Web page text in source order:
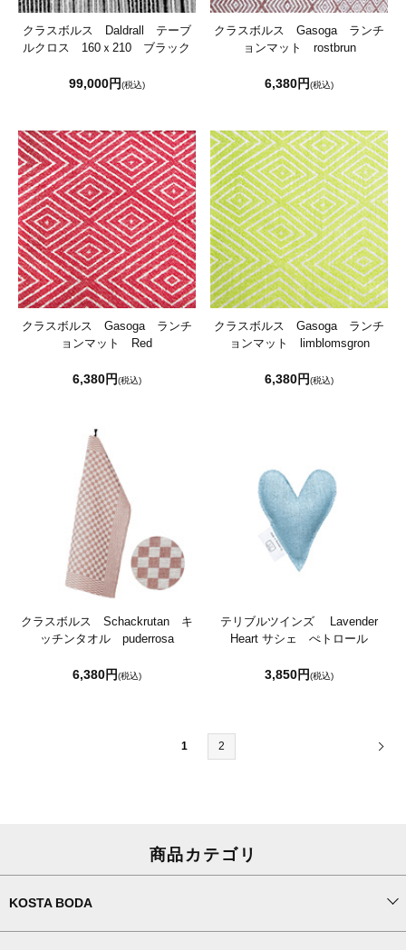
クラスボルス Daldrall テーブ
ルクロス 160ｘ210 ブラック
99,000円(税込)
クラスボルス Gasoga ランチ
ョンマット rostbrun
6,380円(税込)
クラスボルス Gasoga ランチ
ョンマット Red
6,380円(税込)
クラスボルス Gasoga ランチ
ョンマット limblomsgron
6,380円(税込)
クラスボルス Schackrutan キ
ッチンタオル puderrosa
6,380円(税込)
テリブルツインズ Lavender
Heart サシェ ぺトロール
3,850円(税込)
1 2
商品カテゴリ
KOSTA BODA